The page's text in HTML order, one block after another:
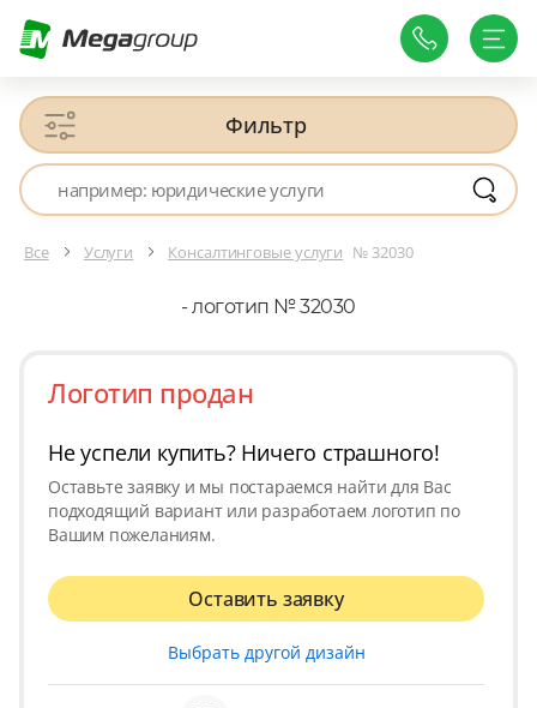
Фильтр
Все Услуги Консалтинговые услуги № 32030
- логотип № 32030
Логотип продан
Не успели купить? Ничего страшного!
Оставьте заявку и мы постараемся найти для Вас
подходящий вариант или разработаем логотип по
Вашим пожеланиям.
Оставить заявку
Выбрать другой дизайн